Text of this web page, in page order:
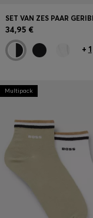
34,95 €
+ 1
Multipack